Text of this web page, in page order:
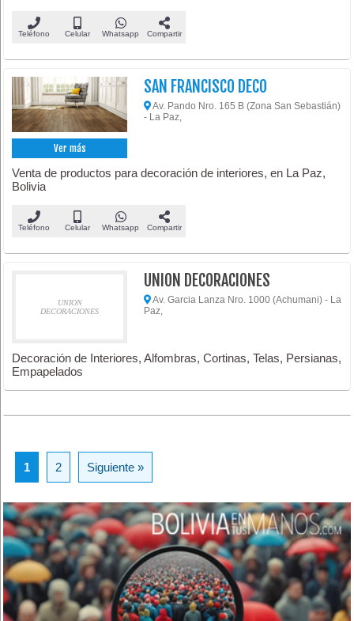
Teléfono Celular Whatsapp Compartir
Ver más
SAN FRANCISCO DECO
Av. Pando Nro. 165 B (Zona San Sebastián)
- La Paz,
Venta de productos para decoración de interiores, en La Paz,
Bolivia
Teléfono Celular Whatsapp Compartir
UNION
DECORACIONES
UNION DECORACIONES
Av. Garcia Lanza Nro. 1000 (Achumani) - La
Paz,
Decoración de Interiores, Alfombras, Cortinas, Telas, Persianas,
Empapelados
1 2 Siguiente »